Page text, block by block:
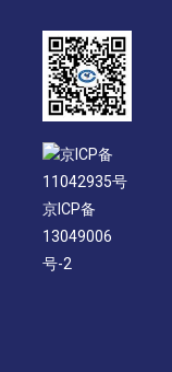
京ICP备
11042935号
京ICP备
13049006
号-2